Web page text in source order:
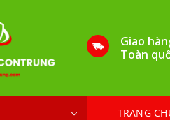
Giao
Toàn
TRANG